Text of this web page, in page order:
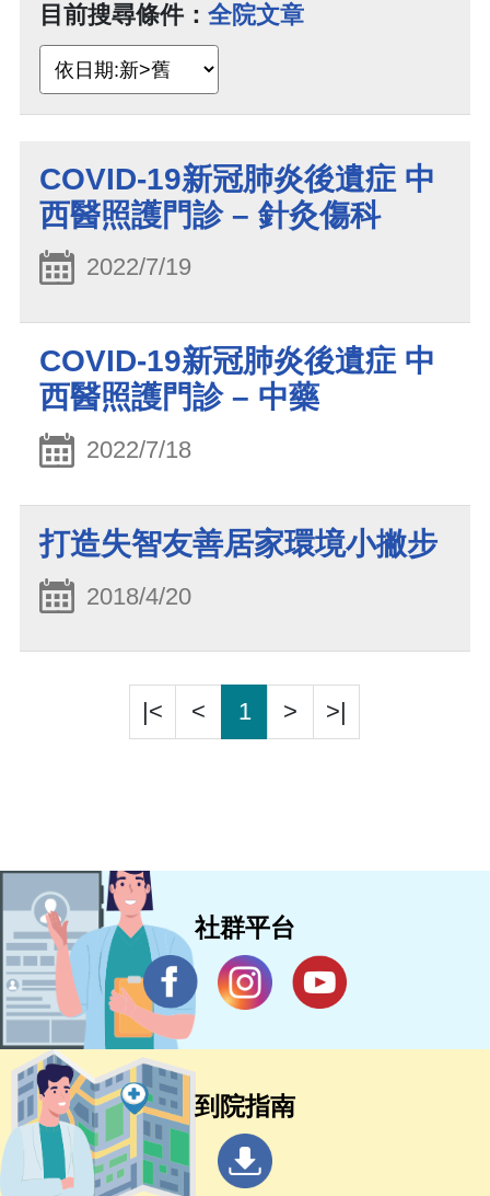
目前搜尋條件： 全院文章
COVID-19新冠肺炎後遺症 中
西醫照護門診 – 針灸傷科
2022/7/19
COVID-19新冠肺炎後遺症 中
西醫照護門診 – 中藥
2022/7/18
打造失智友善居家環境小撇步
2018/4/20
|< < 1 > >|
社群平台
到院指南